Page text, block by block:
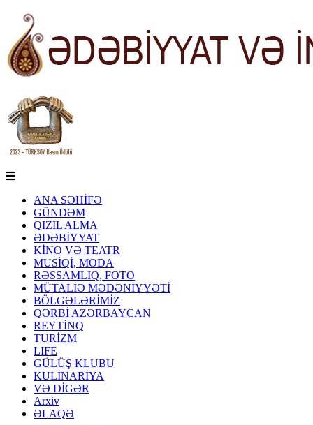
ANA SƏHİFƏ
GÜNDƏM
QIZIL ALMA
ƏDƏBİYYAT
KİNO VƏ TEATR
MUSİQİ, MODA
RƏSSAMLIQ, FOTO
MÜTALİƏ MƏDƏNİYYƏTİ
BÖLGƏLƏRİMİZ
QƏRBİ AZƏRBAYCAN
REYTİNQ
TURİZM
LIFE
GÜLÜŞ KLUBU
KULİNARİYA
VƏ DİGƏR
Arxiv
ƏLAQƏ